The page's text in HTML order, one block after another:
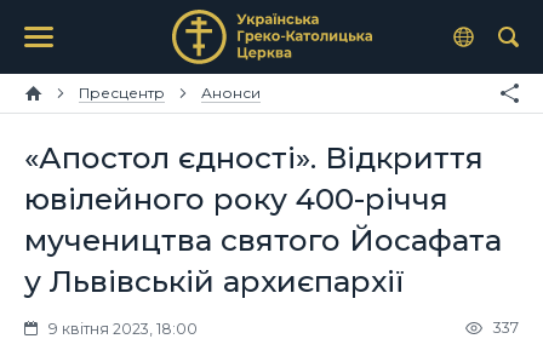
Пресцентр Анонси
«Апостол єдності». Відкриття
ювілейного року 400-річчя
мучеництва святого Йосафата
у Львівській архиєпархії
9 квітня 2023, 18:00 337